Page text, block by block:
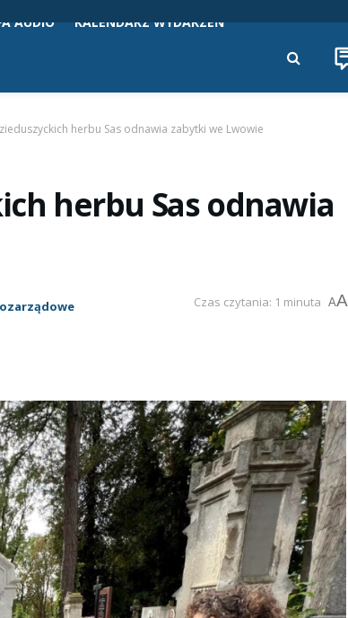
AUDIO KALENDARZ WYDARZEŃ
herbu Sas odnawia zabytki we Lwowie
herbu Sas odnawia
Czas czytania: 1 minuta AA